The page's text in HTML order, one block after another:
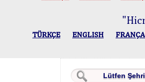
TÜRKÇE ENGLISH